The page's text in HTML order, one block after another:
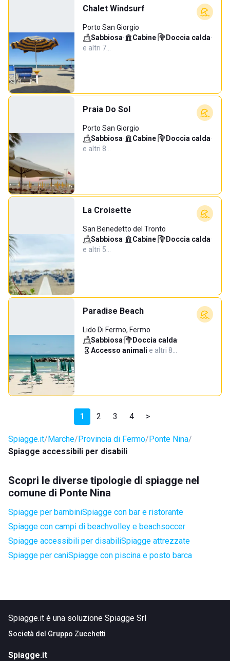
Chalet Windsurf
Porto San Giorgio
Sabbiosa· Cabine· Doccia calda·
e altri 7…
Praia Do Sol
Porto San Giorgio
Sabbiosa· Cabine· Doccia calda·
e altri 8…
La Croisette
San Benedetto del Tronto
Sabbiosa· Cabine· Doccia calda·
e altri 5…
Paradise Beach
Lido Di Fermo, Fermo
Sabbiosa· Doccia calda·
Accesso animali·e altri 8…
1 2 3 4 >
Spiagge.it Marche Provincia di Fermo Ponte Nina
Spiagge accessibili per disabili
Scopri le diverse tipologie di spiagge nel
comune di Ponte Nina
Spiagge per bambiniSpiagge con bar e ristorante
Spiagge con campi di beachvolley e beachsoccer
Spiagge accessibili per disabiliSpiagge attrezzate
Spiagge per caniSpiagge con piscina e posto barca
Spiagge.it è una soluzione Spiagge Srl
Società del Gruppo Zucchetti
Spiagge.it